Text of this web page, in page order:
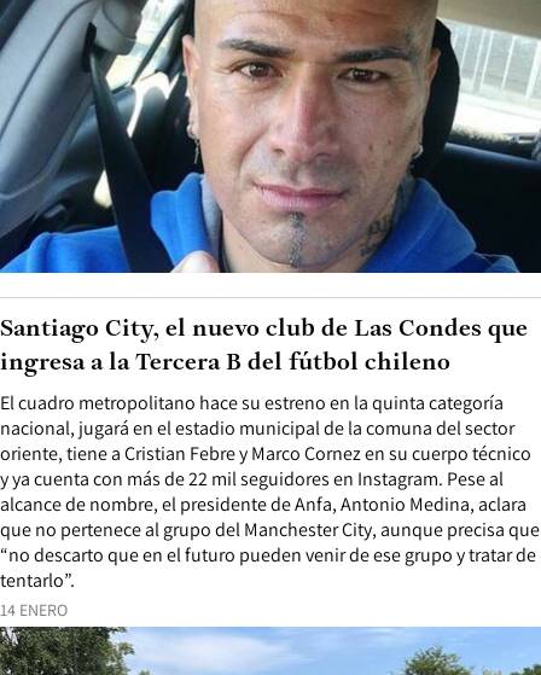
14 ENERO
El cuadro metropolitano hace su estreno en la quinta categoría
nacional, jugará en el estadio municipal de la comuna del sector
oriente, tiene a Cristian Febre y Marco Cornez en su cuerpo técnico
y ya cuenta con más de 22 mil seguidores en Instagram. Pese al
alcance de nombre, el presidente de Anfa, Antonio Medina, aclara
que no pertenece al grupo del Manchester City, aunque precisa que
“no descarto que en el futuro pueden venir de ese grupo y tratar de
tentarlo”.
Santiago City, el nuevo club de Las Condes que
ingresa a la Tercera B del fútbol chileno